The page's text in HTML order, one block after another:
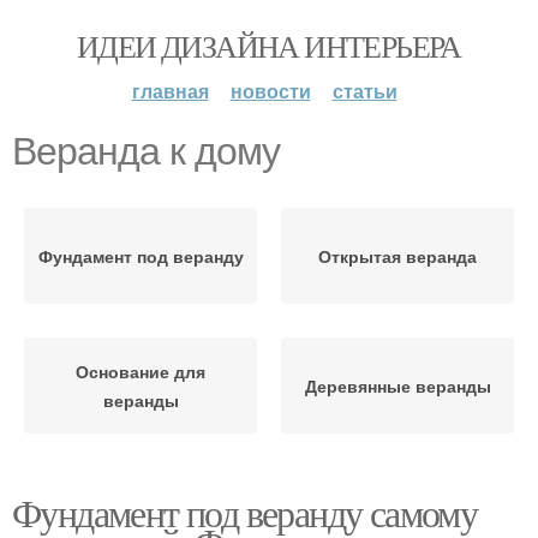
ИДЕИ ДИЗАЙНА ИНТЕРЬЕРА
главная новости статьи
Веранда к дому
Фундамент под веранду Открытая веранда
Основание для
веранды
Деревянные веранды
Фундамент под веранду самому